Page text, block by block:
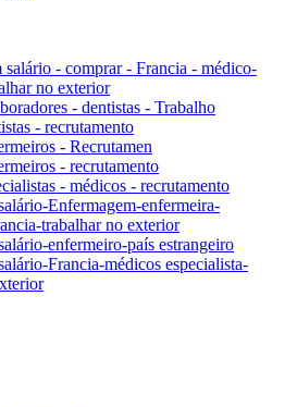
- comprar - Francia - médico-
no exterior
- dentistas - Trabalho
- recrutamento
- Recrutamen
- recrutamento
- médicos - recrutamento
Enfermagem-enfermeira-
trabalhar no exterior
enfermeiro-país estrangeiro
Francia-médicos especialista-